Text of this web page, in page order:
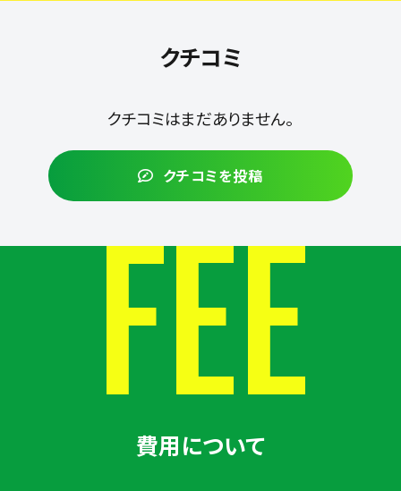
クチコミ
クチコミはまだありません。
クチコミを投稿
FEE
費用について